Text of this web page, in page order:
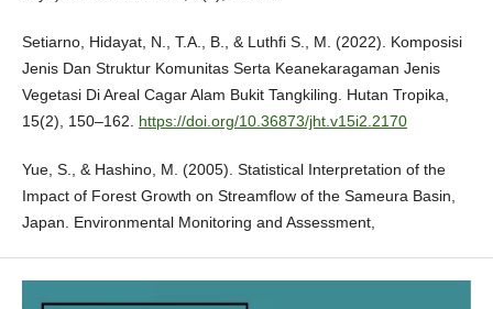
Setiarno, Hidayat, N., T.A., B., & Luthfi S., M. (2022). Komposisi
Jenis Dan Struktur Komunitas Serta Keanekaragaman Jenis
Vegetasi Di Areal Cagar Alam Bukit Tangkiling. Hutan Tropika,
15(2), 150–162. https://doi.org/10.36873/jht.v15i2.2170
Yue, S., & Hashino, M. (2005). Statistical Interpretation of the
Impact of Forest Growth on Streamflow of the Sameura Basin,
Japan. Environmental Monitoring and Assessment,